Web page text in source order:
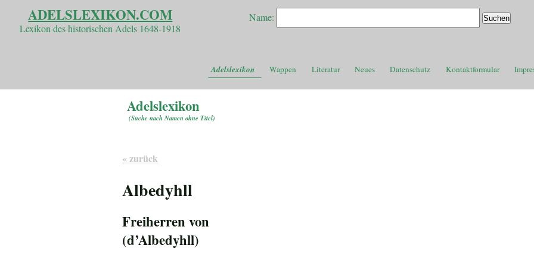
ADELSLEXIKON.COM
Lexikon des historischen Adels 1648-1918
Name:
Adelslexikon Wappen Literatur Neues Datenschutz Kontaktformular
Adelslexikon
(Suche nach Namen ohne Titel)
« zurück
Albedyhll
Freiherren von
(d’Albedyhll)